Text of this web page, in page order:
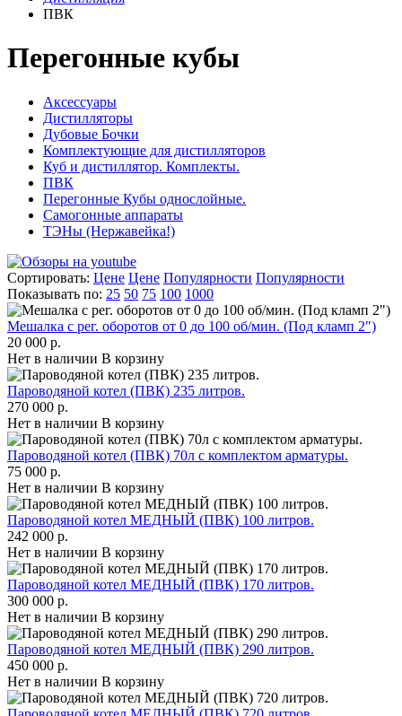
ПВК
Перегонные кубы
Аксессуары
Дистилляторы
Дубовые Бочки
Комплектующие для дистилляторов
Куб и дистиллятор. Комплекты.
ПВК
Перегонные Кубы однослойные.
Самогонные аппараты
ТЭНы (Нержавейка!)
Сортировать: Цене Цене Популярности Популярности
Показывать по: 25 50 75 100 1000
Мешалка с рег. оборотов от 0 до 100 об/мин. (Под кламп 2")
20 000 р.
Нет в наличии В корзину
Пароводяной котел (ПВК) 235 литров.
270 000 р.
Нет в наличии В корзину
Пароводяной котел (ПВК) 70л с комплектом арматуры.
75 000 р.
Нет в наличии В корзину
Пароводяной котел МЕДНЫЙ (ПВК) 100 литров.
242 000 р.
Нет в наличии В корзину
Пароводяной котел МЕДНЫЙ (ПВК) 170 литров.
300 000 р.
Нет в наличии В корзину
Пароводяной котел МЕДНЫЙ (ПВК) 290 литров.
450 000 р.
Нет в наличии В корзину